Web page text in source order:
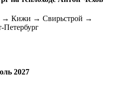
→ Кижи → Свирьстрой →
2027